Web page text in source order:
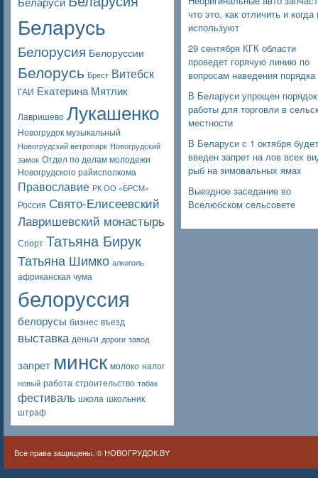
Беларусь
Белорусия Белоруссии
Белорусь Брест Витебск
ГАИ Екатерина Мятлик
Лавришево Лукашенко
Новогрудок музыкальный
Новогрудский ветропарк Новогрудский
замок Отдел по делам молодежи
Новогрудского райисполкома
Православие РК ОО «БРСМ»
Россия Свято-Елисеевский
Лавришевский монастырь
Спорт Татьяна Бирук
Татьяна Шимко алкоголь
африканская чума
белоруссия
белорусы бизнес въезд
выставка деньги дороги завод
запрет минск молоко налог
новый работа строительство табак
фестиваль школа школьник
штраф
что это, как отличить и когда
используют
29 сентября КГК области
проведет горячую линию по
вопросам наведения порядка
В Беларуси упрощен порядок
работы для торговли в
местности
В Беларуси с 1 октября будет
введен запрет на лов всех
рыб на зимовальных ямах
Выездное заседание во
Вселюбском сельсовете
Все права защищены. © НОВОГРУДОК.BY